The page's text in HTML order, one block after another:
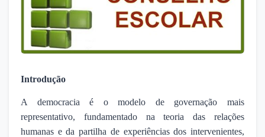
Introdução
A democracia é o modelo de governação mais
representativo, fundamentado na teoria das relações
humanas e da partilha de experiências dos intervenientes,